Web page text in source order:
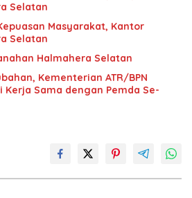
Selatan
Masyarakat, Kantor
Selatan
Halmahera Selatan
Kementerian ATR/BPN
Kerja Sama dengan Pemda Se-